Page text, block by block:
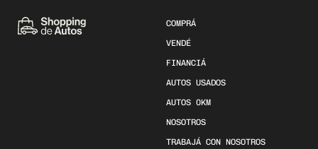
COMPRÁ
VENDÉ
FINANCIÁ
AUTOS USADOS
AUTOS 0KM
NOSOTROS
TRABAJÁ CON NOSOTROS